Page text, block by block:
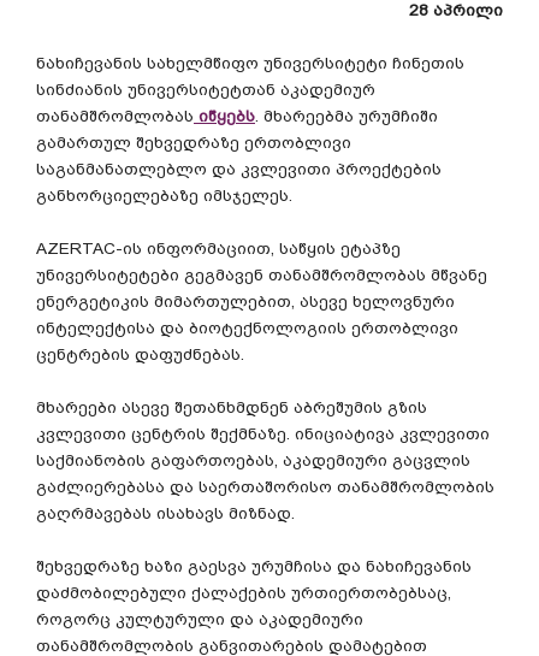
28 აპრილი
ნახიჩევანის სახელმწიფო უნივერსიტეტი ჩინეთის
სინძიანის უნივერსიტეტთან აკადემიურ
თანამშრომლობას იწყებს. მხარეებმა ურუმჩიში
გამართულ შეხვედრაზე ერთობლივი
საგანმანათლებლო და კვლევითი პროექტების
განხორციელებაზე იმსჯელეს.
AZERTAC-ის ინფორმაციით საწყის ეტაპზე
უნივერსიტეტები გეგმავენ თანამშრომლობას მწვანე
ენერგეტიკის მიმართულებით ასევე ხელოვნური
ინტელექტისა და ბიოტექნოლოგიის ერთობლივი
ცენტრების დაფუძნებას
მხარეები ასევე შეთანხმდნენ აბრეშუმის გზის
კვლევითი ცენტრის შექმნაზე ინიციატივა კვლევითი
საქმიანობის გაფართოებას აკადემიური გაცვლის
გაძლიერებასა და საერთაშორისო თანამშრომლობის
გაღრმავებას ისახავს მიზნად
შეხვედრაზე ხაზი გაესვა ურუმჩისა და ნახიჩევანის
დაძმობილებული ქალაქების ურთიერთობებსაც
როგორც კულტურული და აკადემიური
თანამშრომლობის განვითარების დამატებით